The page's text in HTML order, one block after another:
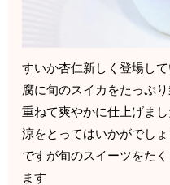
すいか杏仁新しく登場し
腐に旬のスイカをたっぷ
重ねて爽やかに仕上げま
涼をとってはいかがでし
ですが旬のスイーツをた
ます️